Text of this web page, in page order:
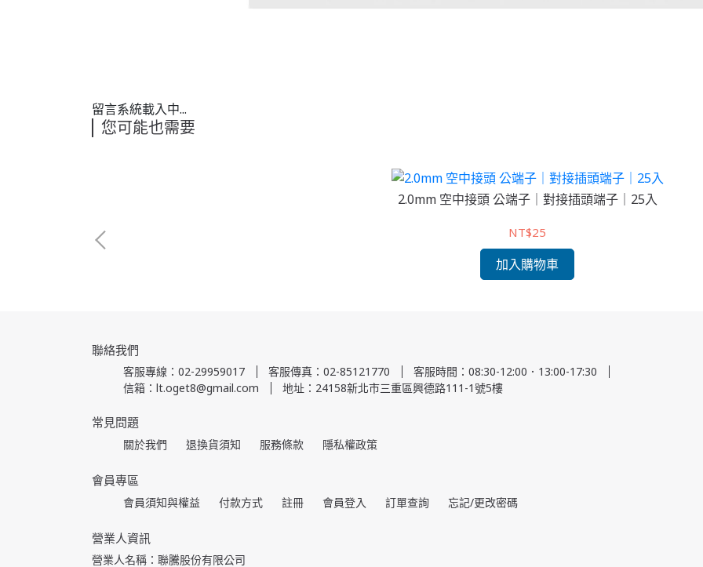
留言系統載入中...
您可能也需要
2.0mm 空中接頭 公端子｜對接插頭端子｜25入
NT$25
加入購物車
聯絡我們
客服專線：02-29959017 客服傳真：02-85121770
客服時間：08:30-12:00．13:00-17:30
信箱：lt.oget8@gmail.com
地址：24158新北市三重區興德路111-1號5樓
常見問題
關於我們 退換貨須知 服務條款 隱私權政策
會員專區
會員須知與權益 付款方式 註冊 會員登入 訂單查詢 忘記/更改密碼
營業人資訊
營業人名稱：聯騰股份有限公司